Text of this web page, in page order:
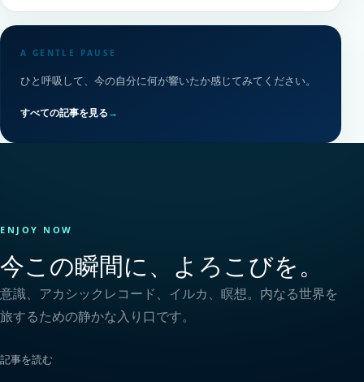
A GENTLE PAUSE
ひと呼吸して、今の自分に何が響いたか感じてみてください。
すべての記事を見る→
ENJOY NOW
今この瞬間に、よろこびを。
意識、アカシックレコード、イルカ、瞑想。内なる世界を
旅するための静かな入り口です。
記事を読む